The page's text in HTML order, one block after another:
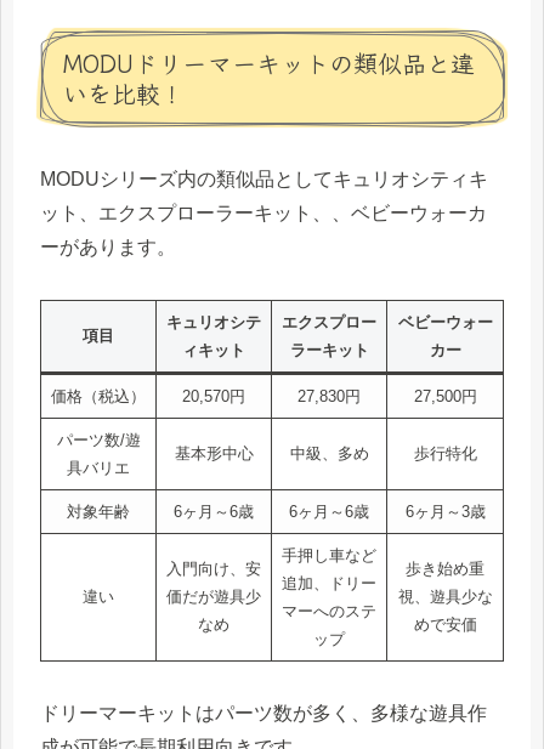
MODUドリーマーキットの類似品と違
いを比較！
MODUシリーズ内の類似品としてキュリオシティキ
ット、エクスプローラーキット、、ベビーウォーカ
ーがあります。
項目
キュリオシテ
ィキット
エクスプロー
ラーキット
ベビーウォー
カー
価格（税込） 20,570円 27,830円 27,500円
パーツ数/遊
具バリエ
基本形中心 中級、多め 歩行特化
対象年齢 6ヶ月～6歳 6ヶ月～6歳 6ヶ月～3歳
違い
入門向け、安
価だが遊具少
なめ
手押し車など
追加、ドリー
マーへのステ
ップ
歩き始め重
視、遊具少な
めで安価
ドリーマーキットはパーツ数が多く、多様な遊具作